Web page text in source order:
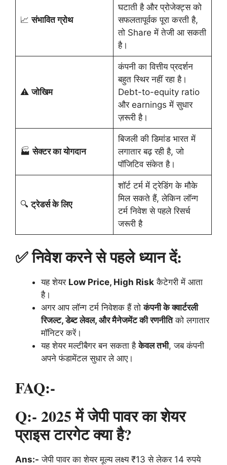
📈संभावित ग्रोथ
घटाती है और प्रोजेक्ट्स को
सफलतापूर्वक पूरा करती है,
तो Share में तेजी आ सकती
है।
⚠️जोखिम
कंपनी का वित्तीय प्रदर्शन
बहुत स्थिर नहीं रहा है।
Debt-to-equity ratio
और earnings में सुधार
ज़रूरी है।
🏭सेक्टर का योगदान
बिजली की डिमांड भारत में
लगातार बढ़ रही है, जो
पॉजिटिव संकेत है।
🔍ट्रेडर्स के लिए
शॉर्ट टर्म में ट्रेडिंग के मौके
मिल सकते हैं, लेकिन लॉन्ग
टर्म निवेश से पहले रिसर्च
जरूरी है
✅निवेश करने से पहले ध्यान दें:
यह शेयर Low Price, High Risk कैटेगरी में आता
है।
अगर आप लॉन्ग टर्म निवेशक हैं तोकंपनी के क्वार्टरली
रिजल्ट, डेब्ट लेवल, और मैनेजमेंट की रणनीतिको लगातार
मॉनिटर करें।
यह शेयर मल्टीबैगर बन सकता हैकेवल तभी, जब कंपनी
अपने फंडामेंटल सुधार ले आए।
FAQ:-
Q:- 2025 में जेपी पावर का शेयर
प्राइस टारगेट क्या है?
Ans:- जेपी पावर का शेयर मूल्य लक्ष्य ₹13 से लेकर 14 रुपये